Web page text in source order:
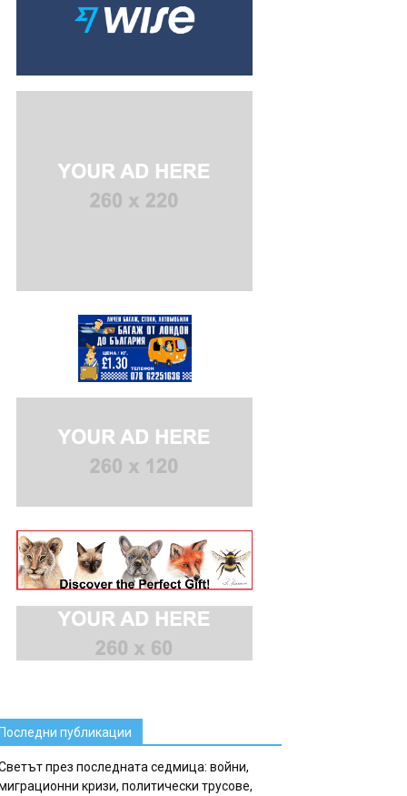
публикации
през последната седмица: войни,
кризи, политически трусове,